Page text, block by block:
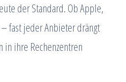
der Standard. Ob Apple,
fast jeder Anbieter drängt
in ihre Rechenzentren